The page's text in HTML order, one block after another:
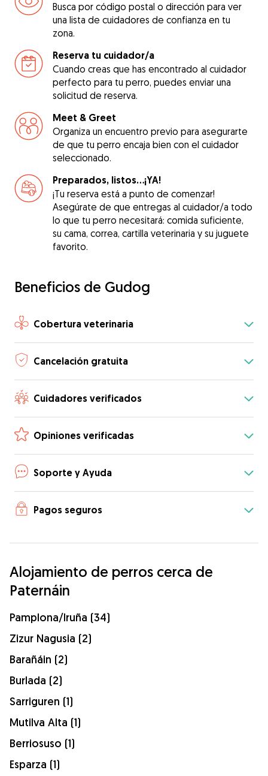
Busca por código postal o dirección para ver
una lista de cuidadores de confianza en tu
zona.
Reserva tu cuidador/a
Cuando creas que has encontrado al cuidador
perfecto para tu perro, puedes enviar una
solicitud de reserva.
Meet & Greet
Organiza un encuentro previo para asegurarte
de que tu perro encaja bien con el cuidador
seleccionado.
Preparados, listos...¡YA!
¡Tu reserva está a punto de comenzar!
Asegúrate de que entregas al cuidador/a todo
lo que tu perro necesitará: comida suficiente,
su cama, correa, cartilla veterinaria y su juguete
favorito.
Beneficios de Gudog
Cobertura veterinaria
Cancelación gratuita
Cuidadores verificados
Opiniones verificadas
Soporte y Ayuda
Pagos seguros
Alojamiento de perros cerca de
Paternáin
Pamplona/Iruña (34)
Zizur Nagusia (2)
Barañáin (2)
Burlada (2)
Sarriguren (1)
Mutilva Alta (1)
Berriosuso (1)
Esparza (1)